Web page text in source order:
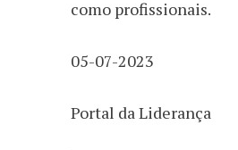
como profissionais.
05-07-2023
Portal da Liderança